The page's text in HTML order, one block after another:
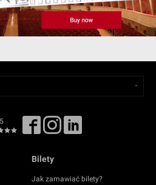
Bilety
Jak zamawiać bilety?